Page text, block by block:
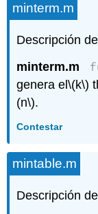
minterm.m
Descripción
minterm.m
genera el\(k\)
(n\).
Contestar
mintable.m
Descripción